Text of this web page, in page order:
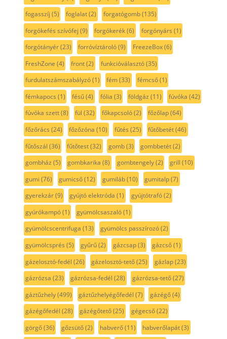
fogasszíj (5) foglalat(2) forgatógomb(135)
forgókefés szívófej (9) forgókerék(6) forgónyárs (1)
forgótányér(23) forróvíztároló(9) FreezeBox(6)
FreshZone (4) front(2) funkcióválasztó(35)
furdulatszámszabályzó(1) fém(33) fémcső(1)
fémkapocs (1) fésű(4) fólia (3) földgáz (11) fúvóka (42)
fúvóka szett(8) fül (32) főkapcsoló(2) főzőlap(64)
főzőrács (24) főzőzóna (10) fűtés (25) fűtőbetét(46)
fűtőszál (36) fűtőtest(32) gomb(3) gombbetét(2)
gombház (5) gombkarika (8) gombtengely(2) grill (10)
gumi (76) gumicső(12) gumiláb(10) gumitalp(7)
gyerekzár(9) gyújtó elektróda (1) gyújtótrafó(2)
gyúrókampó(1) gyümölcsaszaló(1)
gyümölcscentrifuga (13) gyümölcs passzírozó(2)
gyümölcsprés (5) gyűrű(2) gázcsap(3) gázcső(1)
gázelosztó-fedél (26) gázelosztó-tető(25) gázlap(23)
gázrózsa (23) gázrózsa-fedél (28) gázrózsa-tető(27)
gáztűzhely(499) gáztűzhelyégőfedél (7) gázégő(4)
gázégőfedél (28) gázégőtető(25) gégecső(22)
görgő(36) gőzsütő(2) habverő(11) habverőlapát(3)